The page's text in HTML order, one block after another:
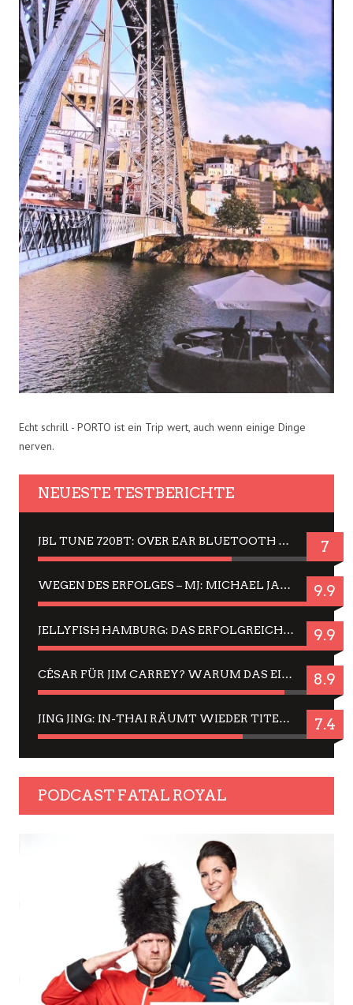
Echt schrill - PORTO ist ein Trip wert, auch wenn einige Dinge
nerven.
NEUESTE TESTBERICHTE
JBL TUNE 720BT: OVER EAR BLUETOOTH KOPFHÖRER UM DIE 50,-€ IM DAUER-TEST 7
WEGEN DES ERFOLGES – MJ: MICHAEL JACKSON MUSICAL IN EINER MATINEE SEHEN 9.9
JELLYFISH HAMBURG: DAS ERFOLGREICHE SOMMER-MENÜ 2025 IN GEFÜHLEN UND BILDERN 9.9
CÉSAR FÜR JIM CARREY? WARUM DAS EINER DER NERVIGSTEN ACTORS IST UND BLEIBT 8.9
JING JING: IN-THAI RÄUMT WIEDER TITEL AB – EIN ZWEI-STUNDEN-ERLEBNISBERICHT 7.4
PODCAST FATAL ROYAL